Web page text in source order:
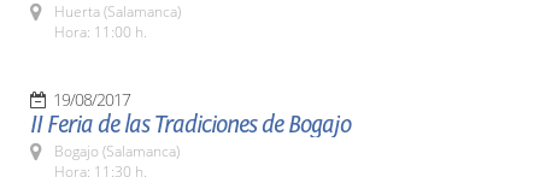
Huerta (Salamanca)
Hora: 11:00 h.
19/08/2017
II Feria de las Tradiciones de Bogajo
Bogajo (Salamanca)
Hora: 11:30 h.